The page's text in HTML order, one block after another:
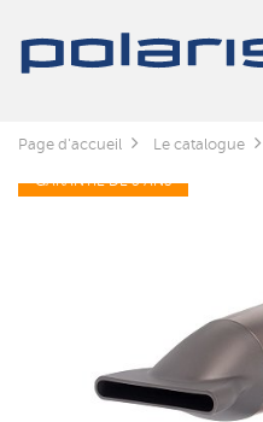
Page d'accueil Le catalogue
GARANTIE DE 3 ANS